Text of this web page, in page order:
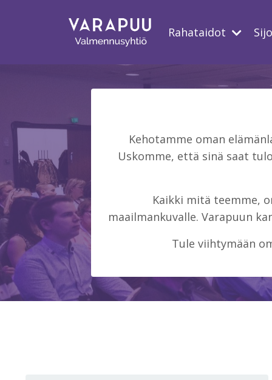
Rahataidot
Kehotamme oman
Uskomme, että sinä saat
Kaikki mitä teemme,
maailmankuvalle. Varapuun
Tule viihtymään